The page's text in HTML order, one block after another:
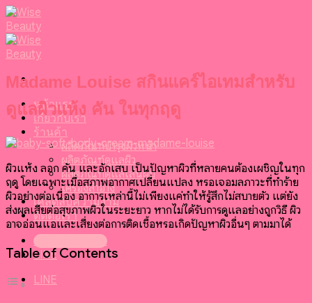
Skip
to
content
หน้าแรก
เกี่ยวกับเรา
ร้านค้า
ผลิตภัณฑ์บำรุงผิวหน้า
ผลิตภัณฑ์ดูแลผิว
ผลิตภัณฑ์ดูแลเส้นผม
เครื่องสำอาง
เคล็ดลับความงาม
ติดต่อเรา
099-095-6416
LINE
LINE
Madame Louise สกินแคร์ไอเทมสำหรับ
ดูแลผิวแห้ง คัน ในทุกฤดู
ผิวแห้ง ลอก คัน และอักเสบ เป็นปัญหาผิวที่หลายคนต้องเผชิญในทุก
ฤดู โดยเฉพาะเมื่อสภาพอากาศเปลี่ยนแปลง หรือเจอมลภาวะที่ทำร้าย
ผิวอย่างต่อเนื่อง อาการเหล่านี้ไม่เพียงแค่ทำให้รู้สึกไม่สบายตัว แต่ยัง
ส่งผลเสียต่อสุขภาพผิวในระยะยาว หากไม่ได้รับการดูแลอย่างถูกวิธี ผิว
อาจอ่อนแอและเสี่ยงต่อการติดเชื้อหรือเกิดปัญหาผิวอื่นๆ ตามมาได้
Table of Contents